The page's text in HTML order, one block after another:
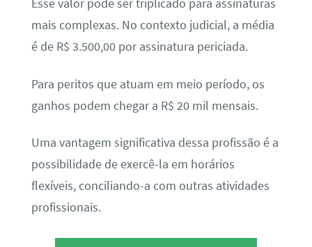
Esse valor pode ser triplicado para assinaturas
mais complexas. No contexto judicial, a média
é de R$ 3.500,00 por assinatura periciada.
Para peritos que atuam em meio período, os
ganhos podem chegar a R$ 20 mil mensais.
Uma vantagem significativa dessa profissão é a
possibilidade de exercê-la em horários
flexíveis, conciliando-a com outras atividades
profissionais.